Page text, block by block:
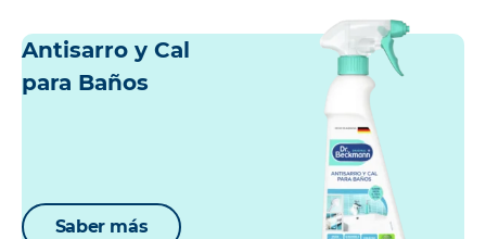
Antisarro y Cal
para Baños
Saber más